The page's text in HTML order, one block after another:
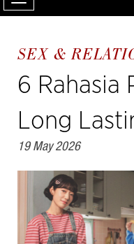
SEX &
6 Rahasia
Long
19 May 2026